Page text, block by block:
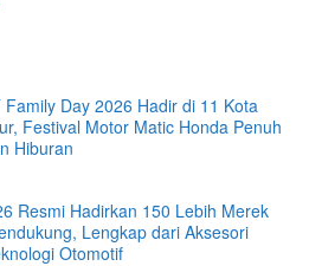
Family Day 2026 Hadir di 11 Kota
Festival Motor Matic Honda Penuh
Hiburan
Resmi Hadirkan 150 Lebih Merek
Lengkap dari Aksesori
Otomotif